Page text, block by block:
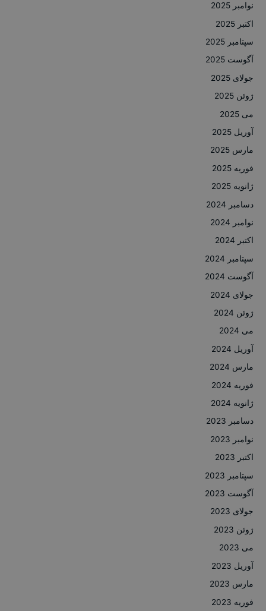
نوامبر 2025
اکتبر 2025
سپتامبر 2025
آگوست 2025
جولای 2025
ژوئن 2025
می 2025
آوریل 2025
مارس 2025
فوریه 2025
ژانویه 2025
دسامبر 2024
نوامبر 2024
اکتبر 2024
سپتامبر 2024
آگوست 2024
جولای 2024
ژوئن 2024
می 2024
آوریل 2024
مارس 2024
فوریه 2024
ژانویه 2024
دسامبر 2023
نوامبر 2023
اکتبر 2023
سپتامبر 2023
آگوست 2023
جولای 2023
ژوئن 2023
می 2023
آوریل 2023
مارس 2023
فوریه 2023